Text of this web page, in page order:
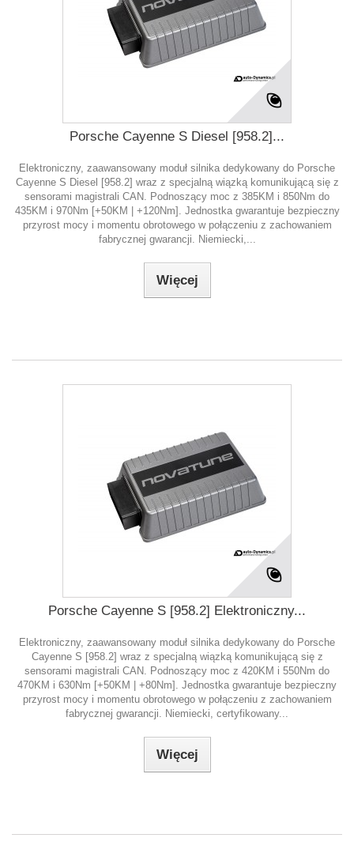
Porsche Cayenne S Diesel [958.2]...
Elektroniczny, zaawansowany moduł silnika dedykowany do Porsche
Cayenne S Diesel [958.2] wraz z specjalną wiązką komunikującą się z
sensorami magistrali CAN. Podnoszący moc z 385KM i 850Nm do
435KM i 970Nm [+50KM | +120Nm]. Jednostka gwarantuje bezpieczny
przyrost mocy i momentu obrotowego w połączeniu z zachowaniem
fabrycznej gwarancji. Niemiecki,...
Więcej
Porsche Cayenne S [958.2] Elektroniczny...
Elektroniczny, zaawansowany moduł silnika dedykowany do Porsche
Cayenne S [958.2] wraz z specjalną wiązką komunikującą się z
sensorami magistrali CAN. Podnoszący moc z 420KM i 550Nm do
470KM i 630Nm [+50KM | +80Nm]. Jednostka gwarantuje bezpieczny
przyrost mocy i momentu obrotowego w połączeniu z zachowaniem
fabrycznej gwarancji. Niemiecki, certyfikowany...
Więcej